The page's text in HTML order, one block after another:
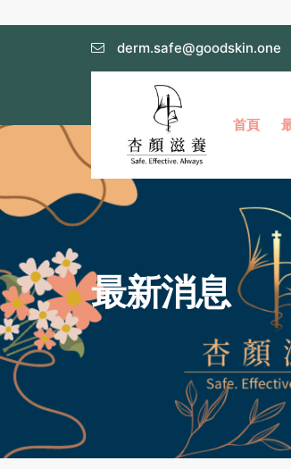
derm.safe@goodskin.one
首頁
最新消息